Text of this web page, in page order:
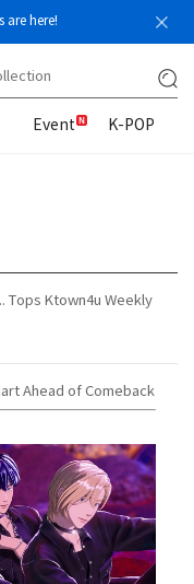
are here!
Event K-POP
Tops Ktown4u Weekly
Ahead of Comeback